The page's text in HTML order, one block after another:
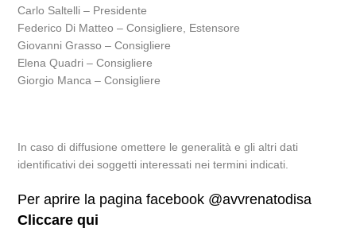
Carlo Saltelli – Presidente
Federico Di Matteo – Consigliere, Estensore
Giovanni Grasso – Consigliere
Elena Quadri – Consigliere
Giorgio Manca – Consigliere
In caso di diffusione omettere le generalità e gli altri dati
identificativi dei soggetti interessati nei termini indicati.
Per aprire la pagina facebook @avvrenatodisa
Cliccare qui